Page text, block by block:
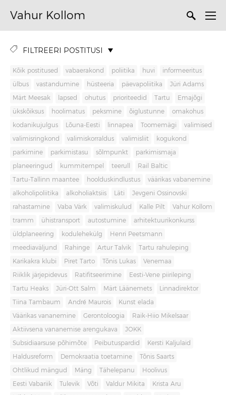
Vahur Kollom
FILTREERI POSTITUSI
Kõik postitused vabaerakond poliitika huvi informeeritus
ülbus vastandumine hüsteeria päevapoliitika Jüri Adams
Märt Meesak lapsed ohutus prioriteedid Tartu Emajõgi
ükskõiksus hoolimatus peksmine õiglustunne omakohus
kodanikujulgus Lõuna-Eesti linnapea Toomemägi valimised
valimisringkond valimiskorraldus valimisliit kogukond
parkimine parkimistasu sõlmpunkt parkimismaja
planeeringud kummitempel teerull Rail Baltic
Tartu-Tallinn maantee hoolduskindlustus väärikas vabanemine
alkoholipoliitika alkoholiaktsiis Läti Jevgeni Ossinovski
rahastamine Vaba Värk valimiskulud Kalle Pilt Vahur Kollom
tramm ühistransport autostumine arhitektuurikonkurss
üldplaneering kodulehekülg Henri Peetsmann
meediaväljund Rahinge Artur Talvik Tartu rahuleping
Karikakra klubi Piret Tarto Tõnis Lukas Venemaa
Riiklik järjepidevus Ratifitseerimine Eesti-Vene piirileping
Tartu Heaks Jüri-Ott Salm Märt Läänemets Linnadirektor
Tiina Tambaum André Maurois Kunst elada
Väärikas vananemine Gerontoloogia Raik-Hiio Mikelsaar
Aktiivsena vananemise arengukava JOKK
Subsidiaarsuse põhimõte Peibutuspardid Kersti Kaljulaid
Haldusreform Demokraatia toetamine Tõnis Saarts
Ohtlikud mängud Mäng Tähelepanu Hoolivus
Eesti Vabariik Tulevik Võti Valdur Mikita Krista Aru